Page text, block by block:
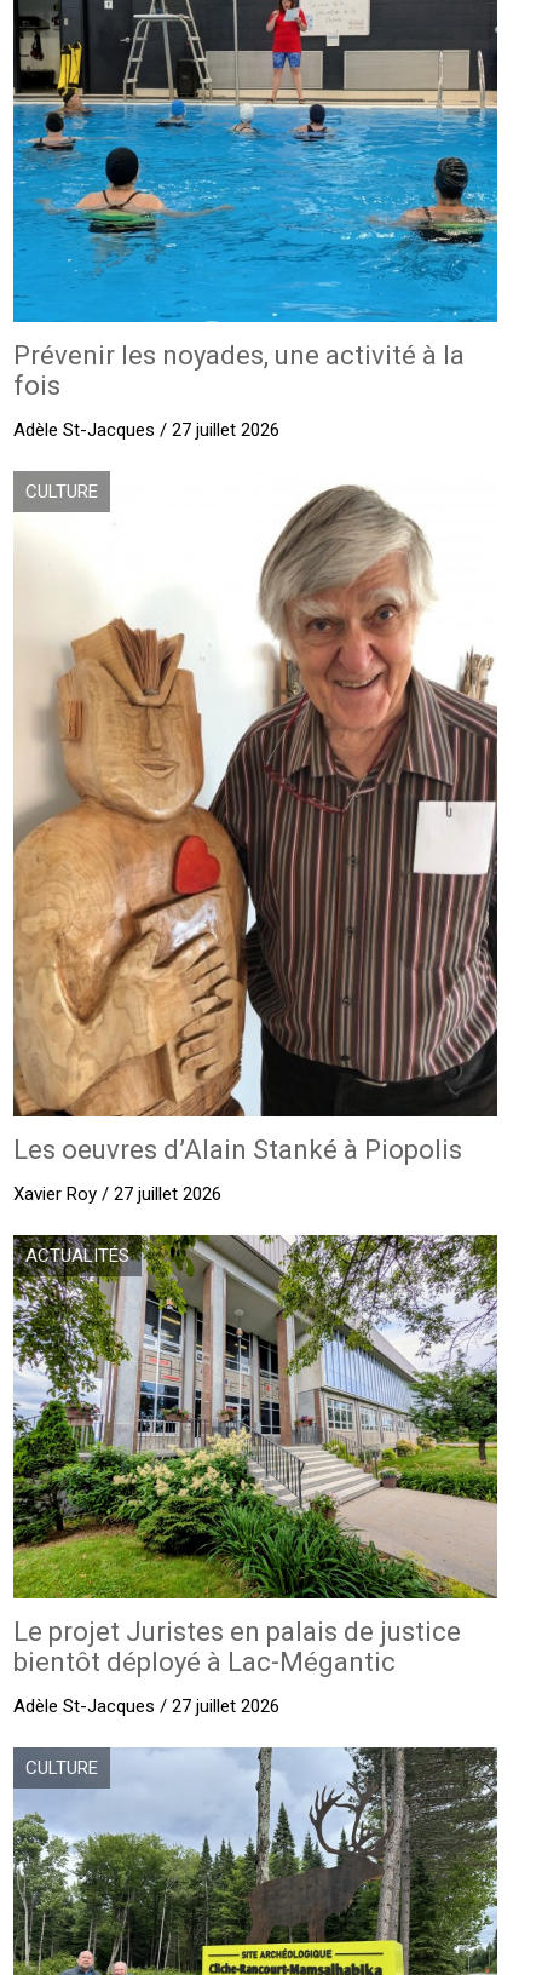
Prévenir les noyades, une activité à la
fois
Adèle St-Jacques / 27 juillet 2026
CULTURE
Les oeuvres d’Alain Stanké à Piopolis
Xavier Roy / 27 juillet 2026
ACTUALITÉS
Le projet Juristes en palais de justice
bientôt déployé à Lac-Mégantic
Adèle St-Jacques / 27 juillet 2026
CULTURE